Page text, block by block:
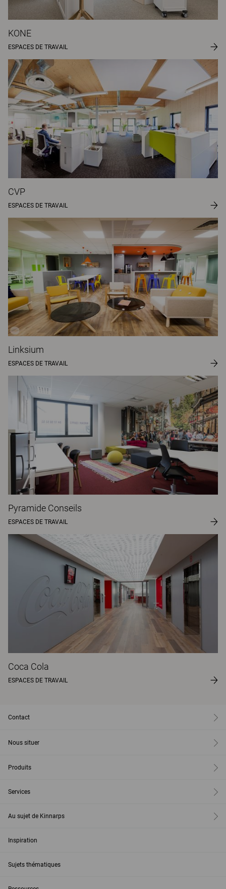
KONE
ESPACES DE TRAVAIL
CVP
ESPACES DE TRAVAIL
Linksium
ESPACES DE TRAVAIL
Pyramide Conseils
ESPACES DE TRAVAIL
Coca Cola
ESPACES DE TRAVAIL
Contact
Nous situer
Produits
Services
Au sujet de Kinnarps
Inspiration
Sujets thématiques